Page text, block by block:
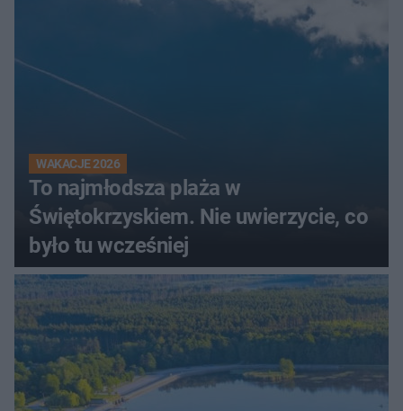
WAKACJE 2026
To najmłodsza plaża w
Świętokrzyskiem. Nie uwierzycie, co
było tu wcześniej